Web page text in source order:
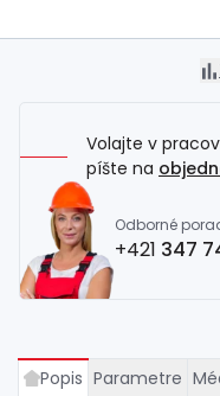
Volajte v
píšte na
Odborné
+421 347
Popis Parametre